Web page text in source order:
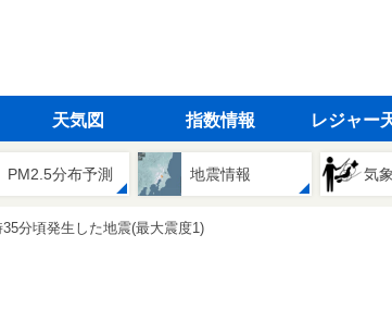
天気図 指数情報 レジャー
PM2.5分布予測 地震情報 気
35分頃発生した地震(最大震度1)